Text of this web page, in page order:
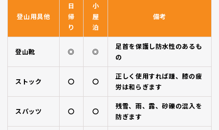
登山用具他
日
帰
り
小
屋
泊
備考
登山靴 ◎ ◎
足首を保護し防水性のあるも
の
ストック 〇 〇
正しく使用すれば踵、膝の疲
労は和らぎます
スパッツ 〇 〇
残雪、雨、露、砂礫の混入を
防ぎます